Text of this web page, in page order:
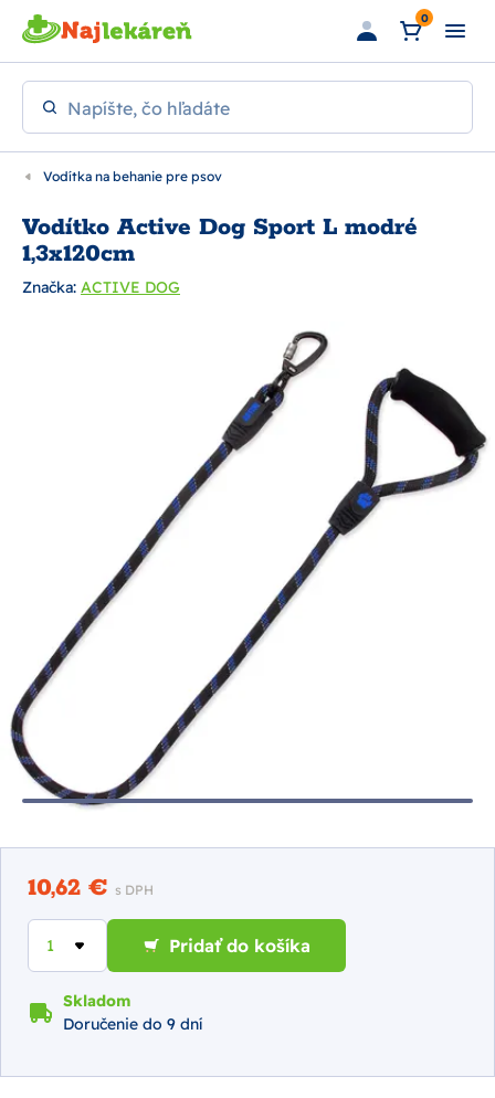
Preskočiť na hlavný obsah 0
Napíšte, čo hľadáte
Vodítka na behanie pre psov
Vodítko Active Dog Sport L modré
1,3x120cm
Značka: ACTIVE DOG
10,62 € s DPH
Pridať do košíka
Skladom
Doručenie do 9 dní